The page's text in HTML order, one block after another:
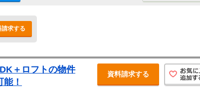
請求する
＋ロフトの物件
！
資料請求する